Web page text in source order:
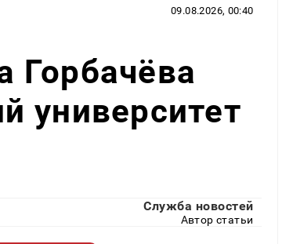
09.08.2026, 00:40
Горбачёва
университет
Служба новостей
Автор статьи